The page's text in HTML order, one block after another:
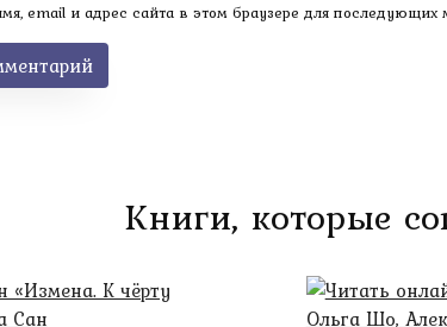
email и адрес сайта в этом браузере для последующих
Книги, которые